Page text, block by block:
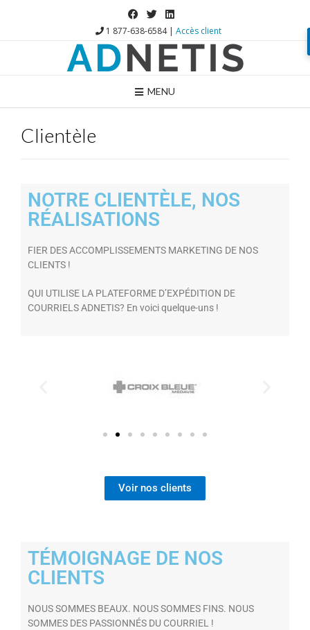
1 877-638-6584 | Accès client
MENU
Clientèle
NOTRE CLIENTÈLE, NOS
RÉALISATIONS
FIER DES ACCOMPLISSEMENTS MARKETING DE NOS
CLIENTS !
QUI UTILISE LA PLATEFORME D’EXPÉDITION DE
COURRIELS ADNETIS? En voici quelque-uns !
Voir nos clients
TÉMOIGNAGE DE NOS
CLIENTS
NOUS SOMMES BEAUX. NOUS SOMMES FINS. NOUS
SOMMES DES PASSIONNÉS DU COURRIEL !